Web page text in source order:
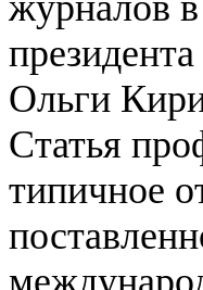
Ольги
Статья
типичное